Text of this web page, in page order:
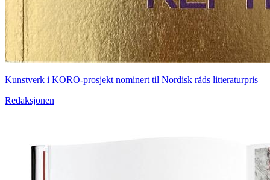
Kunstverk i KORO-prosjekt nominert til Nordisk råds litteraturpris
Redaksjonen